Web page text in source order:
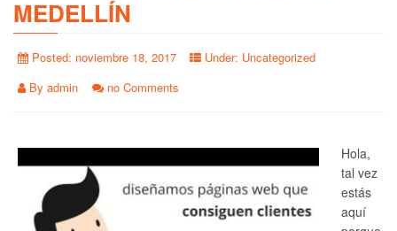
MEDELLÍN
Posted: noviembre 18, 2017 Under: Uncategorized
By admin no Comments
Hola,
tal vez
estás
aquí